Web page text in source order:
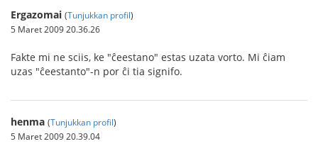
Ergazomai (Tunjukkan profil)
5 Maret 2009 20.36.26
Fakte mi ne sciis, ke "ĉeestano" estas uzata vorto. Mi ĉiam
uzas "ĉeestanto"-n por ĉi tia signifo.
henma (Tunjukkan profil)
5 Maret 2009 20.39.04